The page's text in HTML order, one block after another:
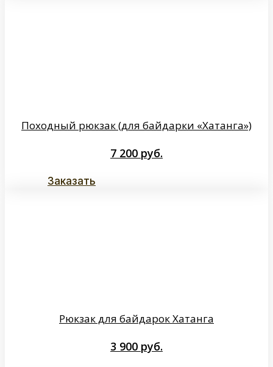
Походный рюкзак (для байдарки «Хатанга»)
7 200 руб.
Заказать
Рюкзак для байдарок Хатанга
3 900 руб.